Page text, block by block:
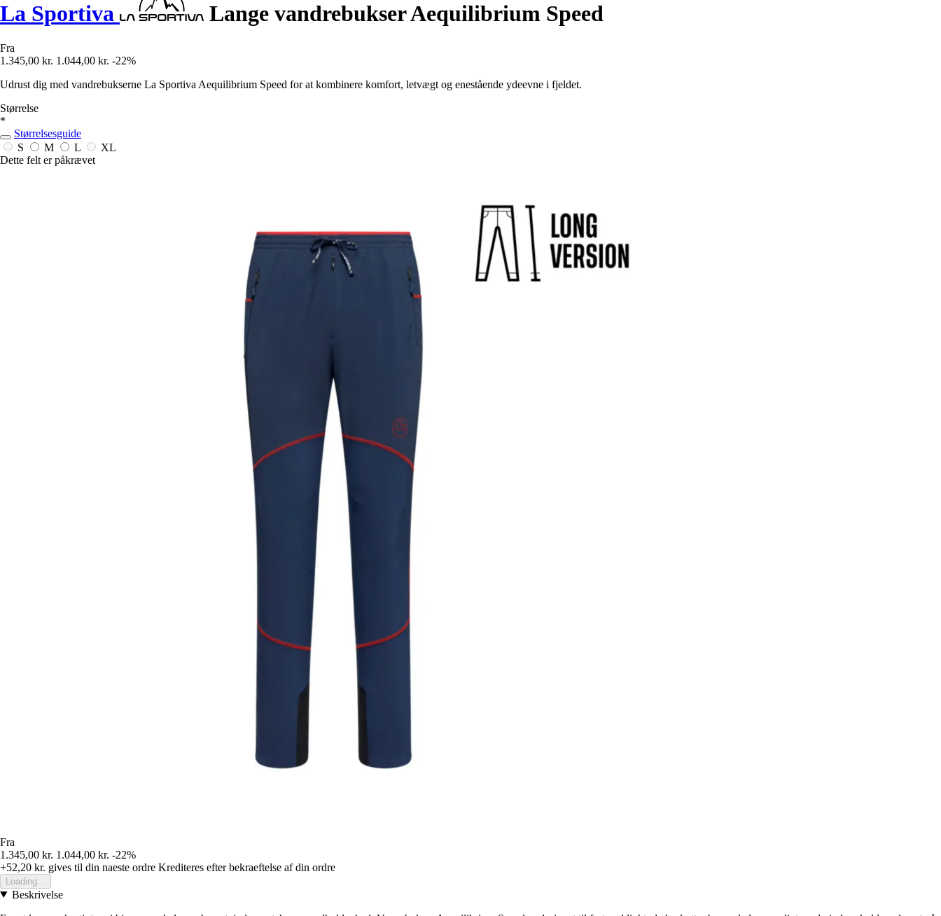
La Sportiva Lange vandrebukser Aequilibrium Speed
Fra
1.345,00 kr. 1.044,00 kr. -22%
Udrust dig med vandrebukserne La Sportiva Aequilibrium Speed for at kombinere komfort, letvægt og enestående ydeevne i fjeldet.
Størrelse
*
Størrelsesguide
S
M L
XL
Dette felt er påkrævet
Fra
1.345,00 kr. 1.044,00 kr. -22%
+52,20 kr. gives til din naeste ordre Krediteres efter bekraeftelse af din ordre
Loading...
Beskrivelse